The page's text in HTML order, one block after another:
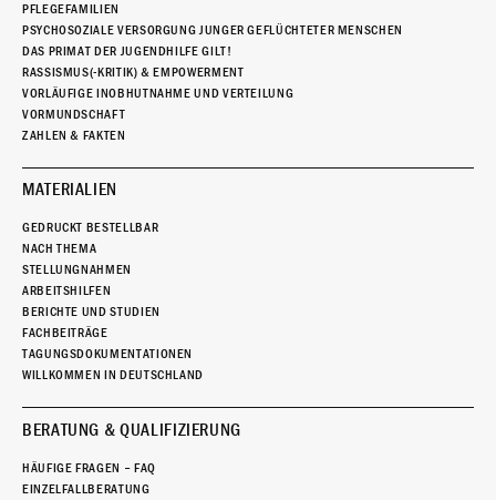
PFLEGEFAMILIEN
PSYCHOSOZIALE VERSORGUNG JUNGER GEFLÜCHTETER MENSCHEN
DAS PRIMAT DER JUGENDHILFE GILT!
RASSISMUS(-KRITIK) & EMPOWERMENT
VORLÄUFIGE INOBHUTNAHME UND VERTEILUNG
VORMUNDSCHAFT
ZAHLEN & FAKTEN
MATERIALIEN
GEDRUCKT BESTELLBAR
NACH THEMA
STELLUNGNAHMEN
ARBEITSHILFEN
BERICHTE UND STUDIEN
FACHBEITRÄGE
TAGUNGSDOKUMENTATIONEN
WILLKOMMEN IN DEUTSCHLAND
BERATUNG & QUALIFIZIERUNG
HÄUFIGE FRAGEN – FAQ
EINZELFALLBERATUNG